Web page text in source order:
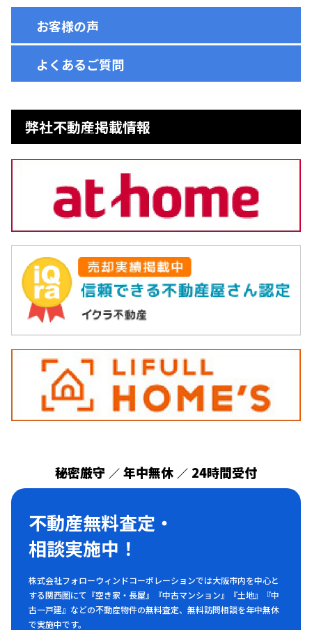
お客様の声
よくあるご質問
弊社不動産掲載情報
秘密厳守 ／ 年中無休 ／ 24時間受付
不動産無料査定・
相談実施中！
株式会社フォローウィンドコーポレーションでは大阪市内を中心と
する関西圏にて『空き家・長屋』『中古マンション』『土地』『中
古一戸建』などの不動産物件の無料査定、無料訪問相談を年中無休
で実施中です。